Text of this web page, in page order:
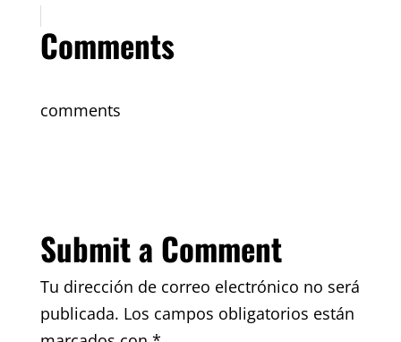
Comments
comments
Submit a Comment
Tu dirección de correo electrónico no será
publicada. Los campos obligatorios están